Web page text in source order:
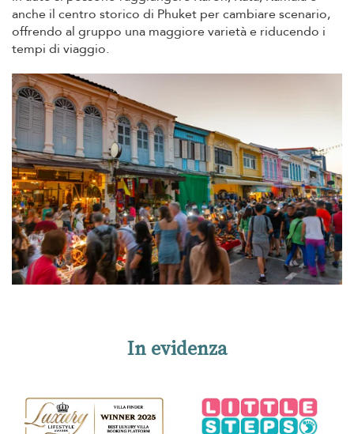
anche il centro storico di Phuket per cambiare scenario,
offrendo al gruppo una maggiore varietà e riducendo i
tempi di viaggio.
In evidenza